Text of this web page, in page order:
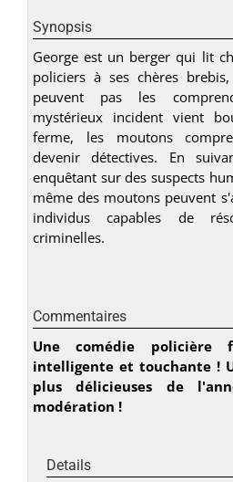
Synopsis
George est un berger qui lit
policiers à ses chères
peuvent pas les
mystérieux incident vient
ferme, les moutons
devenir détectives. En
enquêtant sur des suspects
même des moutons peuvent
individus capables de
criminelles.
Commentaires
Une comédie policière
intelligente et touchante !
plus délicieuses de
modération !
Details